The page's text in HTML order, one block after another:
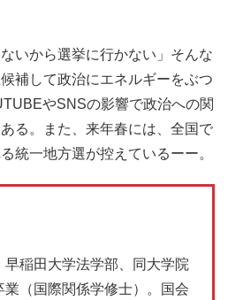
いから選挙に行かない」そんな
補して政治にエネルギーをぶつ
やSNSの影響で政治への関
る。また、来年春には、全国で
統一地方選が控えているーー。
稲田大学法学部、同大学院
（国際関係学修士）。国会